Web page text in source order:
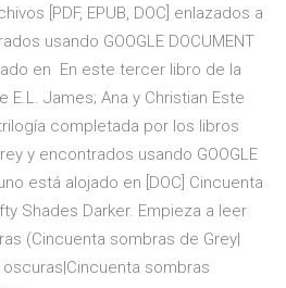
[PDF, EPUB, DOC] enlazados a
usando GOOGLE DOCUMENT
en En este tercer libro de la
E.L. James; Ana y Christian Este
completada por los libros
y encontrados usando GOOGLE
está alojado en [DOC] Cincuenta
Shades Darker. Empieza a leer
(Cincuenta sombras de Grey|
sombras